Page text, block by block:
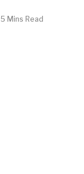
5 Mins Read